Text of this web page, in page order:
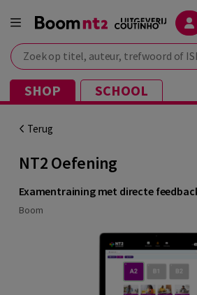
Zoek op titel, auteur, trefwoord of ISBN
SHOP SCHOOL
Terug
NT2 Oefening
Examentraining met directe
Boom